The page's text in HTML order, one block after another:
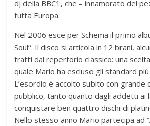
dj della BBC1, che – innamorato del
tutta Europa.
Nel 2006 esce per Schema il primo
Soul”. Il disco si articola in 12 brani,
tratti dal repertorio classico: una
quale Mario ha escluso gli standard
L’esordio è accolto subito con grande
pubblico, tanto quanto dagli addetti ai
conquistare ben quattro dischi di
Nello stesso anno Mario partecipa ad